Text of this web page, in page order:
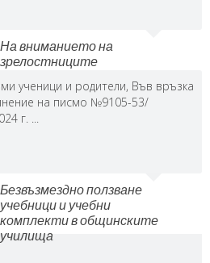
Археологическия музей
Вземане от храм “Ал.
Невски” (задната част на
Тръгване за Пловдив от
храм “Ал. Невски”
/студена храна от
На вниманието на
зрелостниците
ученици и родители, Във връзка
на писмо №9105-53/
г. ...
Безвъзмездно ползване
учебници и учебни
комплекти в общинските
училища